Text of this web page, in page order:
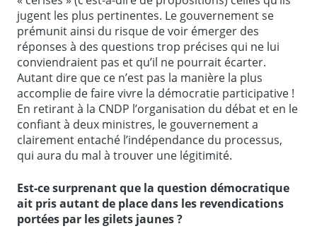
jugent les plus pertinentes. Le gouvernement se
prémunit ainsi du risque de voir émerger des
réponses à des questions trop précises qui ne lui
conviendraient pas et qu’il ne pourrait écarter.
Autant dire que ce n’est pas la manière la plus
accomplie de faire vivre la démocratie participative !
En retirant à la CNDP l’organisation du débat et en le
confiant à deux ministres, le gouvernement a
clairement entaché l’indépendance du processus,
qui aura du mal à trouver une légitimité.
Est-ce surprenant que la question démocratique
ait pris autant de place dans les revendications
portées par les gilets jaunes ?